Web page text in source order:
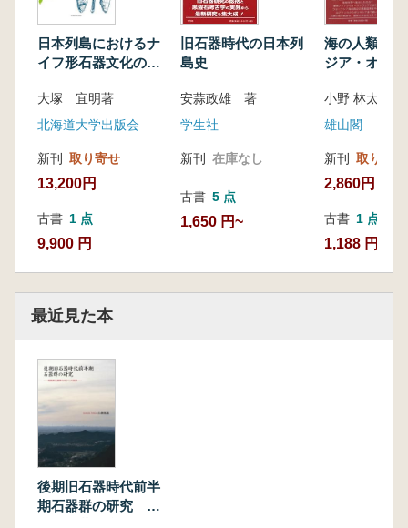
おける今日的課題
第2章 武蔵野台地における先行研究
第1節 武蔵野台地における後期旧石器時代
1.武蔵野台地の形成過程
2.立川ローム層の形成過程と指標層の年代
第2節 武蔵野台地における後期旧石器時代
前半期石器群の研究
1.初期の編年研究
2.その後の編年研究の進展
第3章 先行研究の研究方法をめぐる諸問題
第1節 層位編年研究をめぐる諸問題
1.層位編年研究の単位をめぐる問題
2.旧石器時代遺跡における層位区分をめぐ
る問題
3.編年上の継続期間内での遺跡間変異をめ
ぐる問題
第2節 石器の形態研究をめぐる諸問題
1.日本列島における研究動向
2.欧米における研究動向
3.石器の形態研究の原則
4.日本列島の旧石器時代研究における石器
の形態研究をめぐる諸問題
日本列島におけるナ
イフ形石器文化の生
と定着
大塚 宜明著
北海道大学出版会
新刊 取り寄せ
13,200円
古書 1 点
9,900 円
旧石器時代の日本列
島史
安蒜政雄 著
学生社
新刊 在庫なし
古書 5 点
1,650 円~
海の人類史
ジア・オセ
小野 林太郎
雄山閣
新刊 取り寄せ
2,860円
古書 1 点
1,188 円
最近見た本
後期旧石器時代前半
期石器群の研究 南